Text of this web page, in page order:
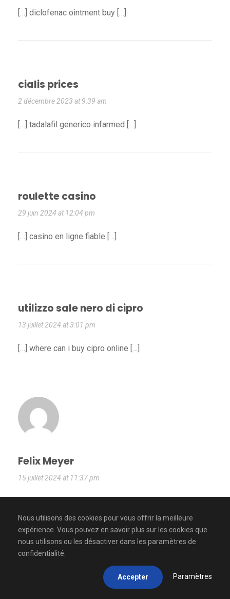
[…] diclofenac ointment buy […]
cialis prices
2 décembre 2023 at 9:39 am
[…] tadalafil generico infarmed […]
roulette casino
29 juin 2024 at 12:04 pm
[…] casino en ligne fiable […]
utilizzo sale nero di cipro
13 juillet 2024 at 3:01 pm
[…] where can i buy cipro online […]
Felix Meyer
15 juillet 2024 at 11:37 pm
interest with your witty thoughts on that topic. I was
looking for additional resources, and I am glad I came
across your site. Feel free to check my website
Webemail24about Vintage/Antiques.
Nous utilisons des cookies pour vous offrir la meilleure
expérience. Vous pouvez en savoir plus sur les cookies que
nous utilisons ou les désactiver dans les paramètres de
confidentialité.
Accepter Paramètres